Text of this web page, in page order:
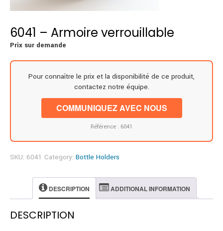
6041 – Armoire verrouillable
Prix sur demande
Pour connaître le prix et la disponibilité de ce produit,
contactez notre équipe.
COMMUNIQUEZ AVEC NOUS
Référence : 6041
SKU: 6041 Category: Bottle Holders
DESCRIPTION ADDITIONAL INFORMATION
DESCRIPTION